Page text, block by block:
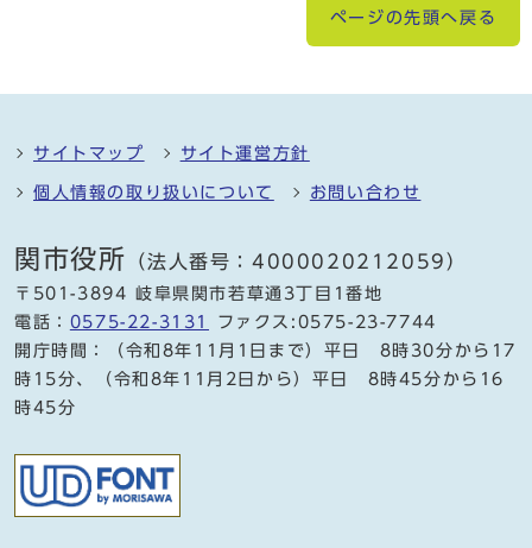
ページの先頭へ戻る
サイトマップ サイト運営方針
個人情報の取り扱いについて お問い合わせ
関市役所 （法人番号：4000020212059）
〒501-3894 岐阜県関市若草通3丁目1番地
電話： 0575-22-3131
ファクス:0575-23-7744
開庁時間：（令和8年11月1日まで）平日 8時30分から17
時15分、（令和8年11月2日から）平日 8時45分から16
時45分